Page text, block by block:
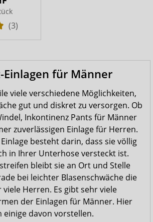
(3)
für Männer
viele verschiedene Möglichkeiten,
gut und diskret zu versorgen. Ob
Inkontinenz Pants für Männer
zuverlässigen Einlage für Herren.
besteht darin, dass sie völlig
in Ihrer Unterhose versteckt ist.
bleibt sie an Ort und Stelle
bei leichter Blasenschwäche die
Herren. Es gibt sehr viele
der Einlagen für Männer. Hier
einige davon vorstellen.